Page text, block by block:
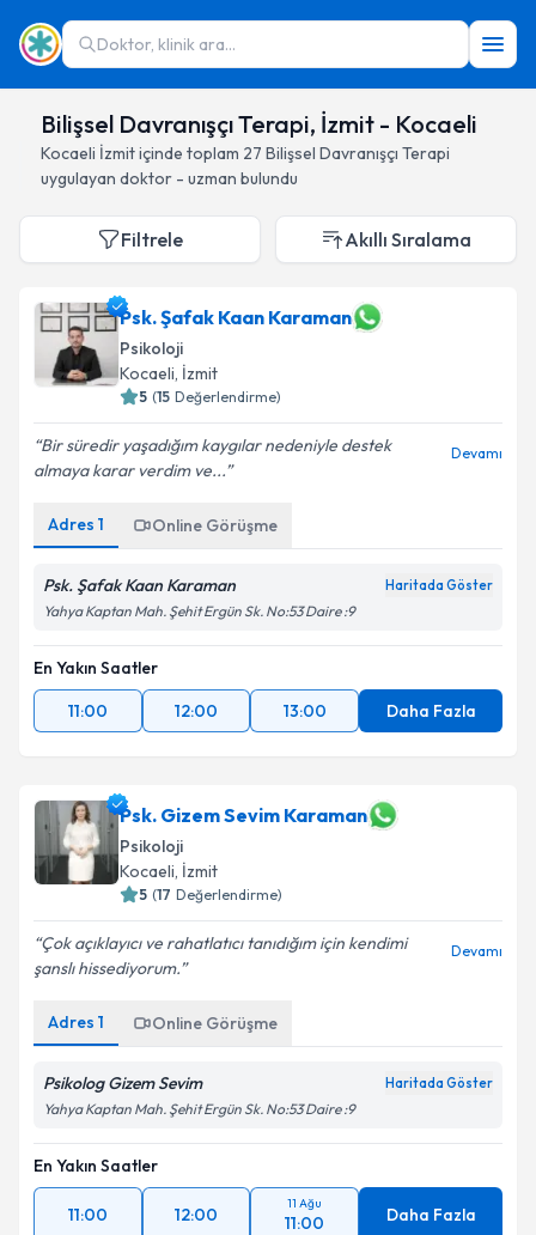
Doktor, klinik ara...
Bilişsel Davranışçı Terapi, İzmit - Kocaeli
Kocaeli İzmitiçinde toplam 27 Bilişsel Davranışçı Terapi
uygulayan doktor - uzman bulundu
Filtrele Akıllı Sıralama
Psk. Şafak Kaan Karaman
Psikoloji
Kocaeli, İzmit
5 (15 Değerlendirme)
Bir süredir yaşadığım kaygılar nedeniyle destek
almaya karar verdim ve...
Devamı
Adres 1 Online Görüşme
Psk. Şafak Kaan Karaman Haritada Göster
Yahya Kaptan Mah. Şehit Ergün Sk. No:53 Daire :9
En Yakın Saatler
11:00
12:00 13:00 Daha Fazla
Psk. Gizem Sevim Karaman
Psikoloji
Kocaeli, İzmit
5 (17 Değerlendirme)
Çok açıklayıcı ve rahatlatıcı tanıdığım için kendimi
şanslı hissediyorum.
Devamı
Adres 1 Online Görüşme
Psikolog Gizem Sevim Haritada Göster
Yahya Kaptan Mah. Şehit Ergün Sk. No:53 Daire :9
En Yakın Saatler
11:00 12:00
11 Ağu
11:00 Daha Fazla